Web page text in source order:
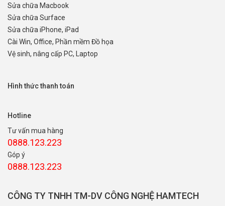
Sửa chữa Macbook
Sửa chữa Surface
Sửa chữa iPhone, iPad
Cài Win, Office, Phần mềm Đồ họa
Vệ sinh, nâng cấp PC, Laptop
Hình thức thanh toán
Hotline
Tư vấn mua hàng
0888.123.223
Góp ý
0888.123.223
CÔNG TY TNHH TM-DV CÔNG NGHỆ HAMTECH